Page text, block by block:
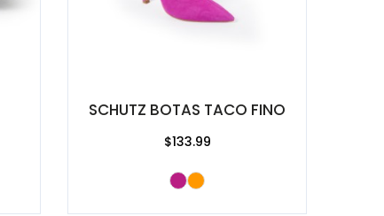
SCHUTZ BOTAS TACO FINO
$133.99